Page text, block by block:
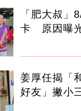
「肥大叔」
卡 原因曝
姜厚任揭「
好友」撇小